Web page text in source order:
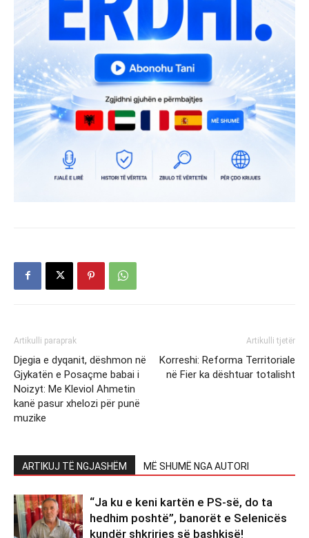
Artikulli paraprak
Djegia e dyqanit, dëshmon në
Gjykatën e Posaçme babai i
Noizyt: Me Kleviol Ahmetin
kanë pasur xhelozi për punë
muzike
Artikulli tjetër
Korreshi: Reforma Territoriale
në Fier ka dështuar totalisht
ARTIKUJ TË NGJASHËM MË SHUMË NGA AUTORI
“Ja ku e keni kartën e PS-së, do ta
hedhim poshtë”, banorët e Selenicës
kundër shkrirjes së bashkisë!